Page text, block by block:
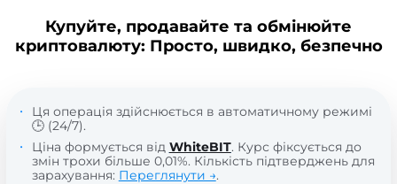
Купуйте, продавайте та обмінюйте
криптовалюту: Просто, швидко, безпечно
Ця операція здійснюється в автоматичному режимі
🕒 (24/7).
Ціна формується від WhiteBIT. Курс фіксується до
змін трохи більше 0,01%. Кількість підтверджень для
зарахування: Переглянути →.